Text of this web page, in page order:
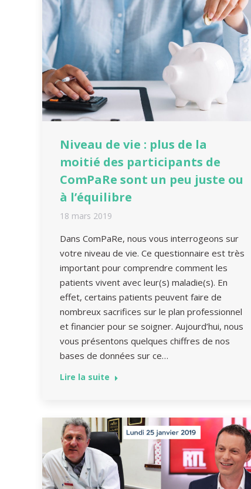
Niveau de vie : plus de la
moitié des participants de
ComPaRe sont un peu juste ou
à l’équilibre
18 mars 2019
Dans ComPaRe, nous vous interrogeons sur
votre niveau de vie. Ce questionnaire est très
important pour comprendre comment les
patients vivent avec leur(s) maladie(s). En
effet, certains patients peuvent faire de
nombreux sacrifices sur le plan professionnel
et financier pour se soigner. Aujourd’hui, nous
vous présentons quelques chiffres de nos
bases de données sur ce…
Lire la suite